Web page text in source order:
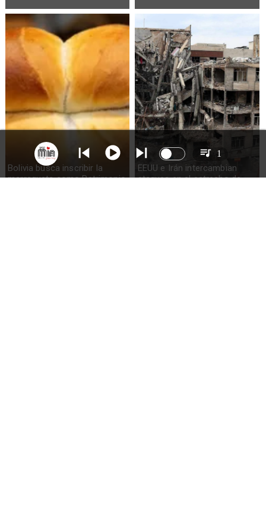
Bolivia busca inscribir la
marraqueta como Patrimonio
EEUU e Irán intercambian
ataques en el estrecho de
1